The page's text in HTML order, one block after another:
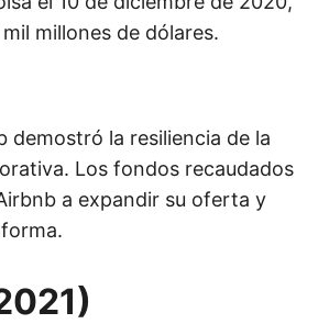
millones de dólares.
demostró la resiliencia de la
Los fondos recaudados
a expandir su oferta y